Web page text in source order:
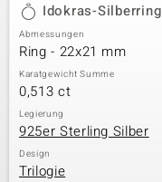
Collection
Idokras-Silberring
Abmessungen
Ring - 22x21 mm
Karatgewicht Summe
0,513 ct
Legierung
925er Sterling Silber
Design
Trilogie